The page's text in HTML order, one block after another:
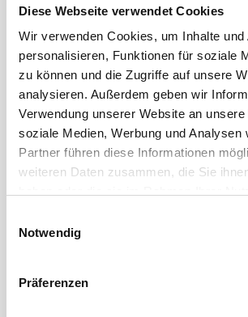
Diese Webseite verwendet Cookies
Wir verwenden Cookies, um Inhalte und
personalisieren, Funktionen für soziale
zu können und die Zugriffe auf unsere
analysieren. Außerdem geben wir
Verwendung unserer Website an
soziale Medien, Werbung und Analysen
Partner führen diese Informationen
weiteren Daten zusammen, die Sie
Notwendig
Präferenzen
Juli 2021
Juni 2021
Mai 2021
April 2021
März 2021
Februar 2021
Dezember 2020
Oktober 2020